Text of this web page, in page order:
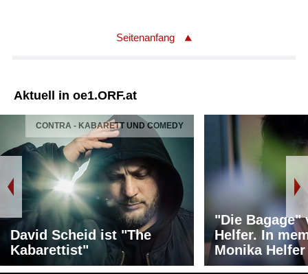
Seitenanfang
Aktuell in oe1.ORF.at
CONTRA - KABARETT UND COMEDY
David Scheid ist "The
Kabarettist"
"Die Bagage"
Helfer. In
Monika Helfer